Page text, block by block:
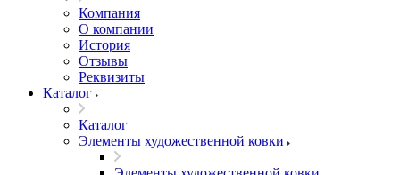
Компания
О компании
История
Отзывы
Реквизиты
Каталог
Каталог
Элементы художественной ковки